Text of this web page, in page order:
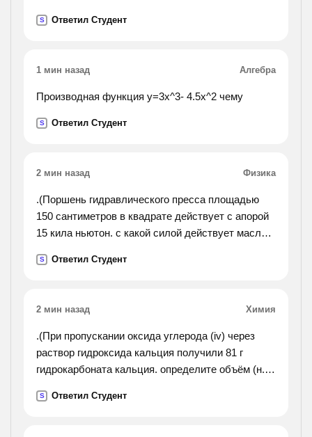
S Ответил Студент
1 мин назад Алгебра
Производная функция y=3x^3- 4.5x^2 чему
S Ответил Студент
2 мин назад Физика
.(Поршень гидравлического пресса площадью
150 сантиметров в квадрате действует с апорой
15 кила ньютон. с какой силой действует масло в
сантиметра в квадрате?).
S Ответил Студент
2 мин назад Химия
.(При пропускании оксида углерода (iv) через
раствор гидроксида кальция получили 81 г
гидрокарбоната кальция. определите объём (н.
который был пропущен через раствор. ответ
S Ответил Студент